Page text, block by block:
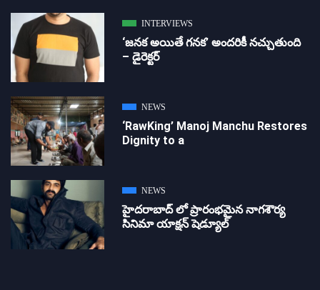
INTERVIEWS
‘జ‌న‌క అయితే గ‌న‌క‌’ అందరికీ నచ్చుతుంది
– డైరెక్ట‌ర్
NEWS
‘RawKing’ Manoj Manchu Restores
Dignity to a
NEWS
హైదరాబాద్ లో ప్రారంభమైన నాగశౌర్య
సినిమా యాక్షన్ షెడ్యూల్